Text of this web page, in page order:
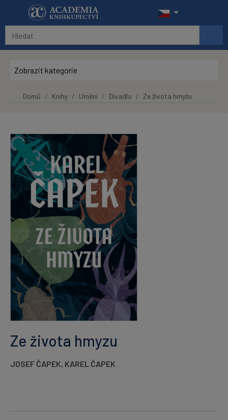
Přeskočit na hlavní obsah
Zobrazit kategorie
Domů Knihy Umění Divadlo Ze života hmyzu
Ze života hmyzu
JOSEF ČAPEK, KAREL ČAPEK